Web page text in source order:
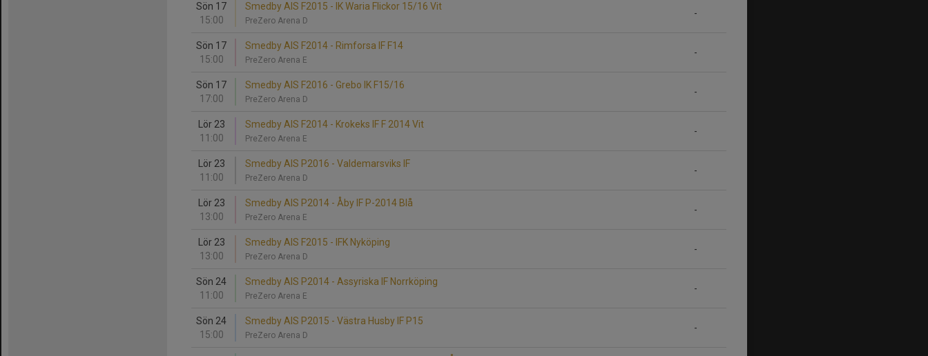
Sön 17
15:00
-
Smedby AIS F2015 - IK Waria Flickor 15/16 Vit
PreZero Arena D
Sön 17
15:00
-
Smedby AIS F2014 - Rimforsa IF F14
PreZero Arena E
Sön 17
17:00
-
Smedby AIS F2016 - Grebo IK F15/16
PreZero Arena D
Lör 23
11:00
-
Smedby AIS F2014 - Krokeks IF F 2014 Vit
PreZero Arena E
Lör 23
11:00
-
Smedby AIS P2016 - Valdemarsviks IF
PreZero Arena D
Lör 23
13:00
-
Smedby AIS P2014 - Åby IF P-2014 Blå
PreZero Arena E
Lör 23
13:00
-
Smedby AIS F2015 - IFK Nyköping
PreZero Arena D
Sön 24
11:00
-
Smedby AIS P2014 - Assyriska IF Norrköping
PreZero Arena E
Sön 24
15:00
-
Smedby AIS P2015 - Västra Husby IF P15
PreZero Arena D